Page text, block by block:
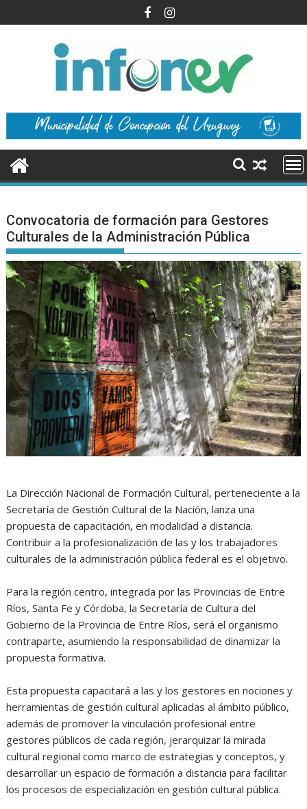
al
Convocatoria de formación para Gestores
Culturales de la Administración Pública
La Dirección Nacional de Formación Cultural, perteneciente a la
Secretaría de Gestión Cultural de la Nación, lanza una
propuesta de capacitación, en modalidad a distancia.
Contribuir a la profesionalización de las y los trabajadores
culturales de la administración pública federal es el objetivo.
Para la región centro, integrada por las Provincias de Entre
Ríos, Santa Fe y Córdoba, la Secretaría de Cultura del
Gobierno de la Provincia de Entre Ríos, será el organismo
contraparte, asumiendo la responsabilidad de dinamizar la
propuesta formativa.
Esta propuesta capacitará a las y los gestores en nociones y
herramientas de gestión cultural aplicadas al ámbito público,
además de promover la vinculación profesional entre
gestores públicos de cada región, jerarquizar la mirada
cultural regional como marco de estrategias y conceptos, y
desarrollar un espacio de formación a distancia para facilitar
los procesos de especialización en gestión cultural pública.